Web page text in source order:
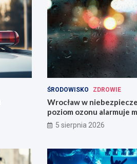
ŚRODOWISKO ZDROWIE
Wrocław w
poziom ozonu alarmuje
5 sierpnia 2026